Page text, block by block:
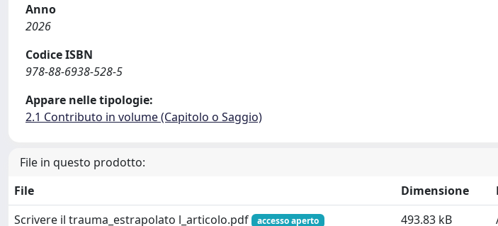
Anno
2026
Codice ISBN
978-88-6938-528-5
Appare nelle tipologie:
2.1 Contributo in volume (Capitolo o Saggio)
File in questo prodotto:
File
Dimensione
Scrivere il trauma_estrapolato l_articolo.pdf
accesso aperto 493.83 kB